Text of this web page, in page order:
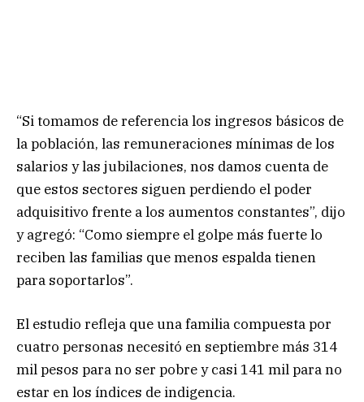
“Si tomamos de referencia los ingresos básicos de
la población, las remuneraciones mínimas de los
salarios y las jubilaciones, nos damos cuenta de
que estos sectores siguen perdiendo el poder
adquisitivo frente a los aumentos constantes”, dijo
y agregó: “Como siempre el golpe más fuerte lo
reciben las familias que menos espalda tienen
para soportarlos”.
El estudio refleja que una familia compuesta por
cuatro personas necesitó en septiembre más 314
mil pesos para no ser pobre y casi 141 mil para no
estar en los índices de indigencia.